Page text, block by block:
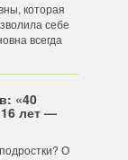
которая
себе
всегда
«40
лет —
О